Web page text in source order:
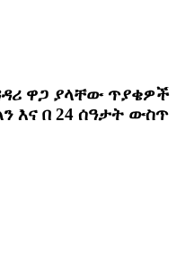
ዋጋ ያላቸው ጥያቄዎች
እና በ 24 ሰዓታት ውስጥ